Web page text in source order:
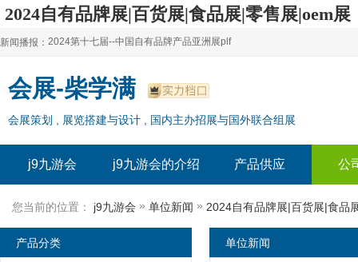
2024自有品牌展|百货展|食品展|零售展|oem展
【全球自有品牌展-j9九游会
新闻播报：
2024上海自有品牌展--百货展|食品展 零售展|oem展
2024全球自有--品牌产品亚洲展（plf）
2024上海自有品牌展--2024上海oem 贴牌代加工展
2024第十七届--中国自有品牌产品亚洲展plf
2024全球自有--品牌产品亚洲展（plf）
2024年上海--第17届自有品牌展
会展-柴学满
会展策划 , 展览搭建与设计 , 国内主办招展与国外联合组展
j9九游会 j9九游会的介绍 产品供应 公
您当前的位置： j9九游会 » 单位新闻 »
单位新闻
产品分类